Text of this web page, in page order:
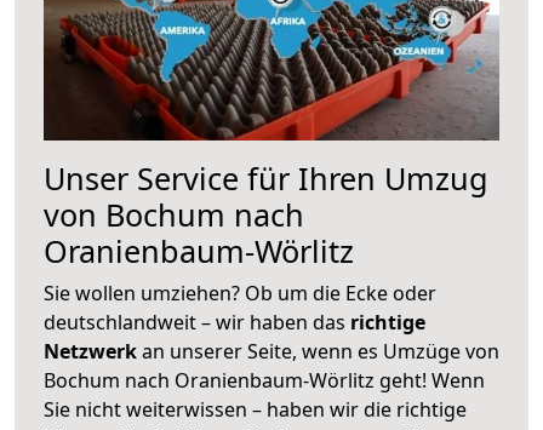
Unser Service für Ihren Umzug
von Bochum nach
Oranienbaum-Wörlitz
Sie wollen umziehen? Ob um die Ecke oder
deutschlandweit – wir haben das richtige
Netzwerkan unserer Seite, wenn es Umzüge von
Bochum nach Oranienbaum-Wörlitz geht! Wenn
Sie nicht weiterwissen – haben wir die richtige